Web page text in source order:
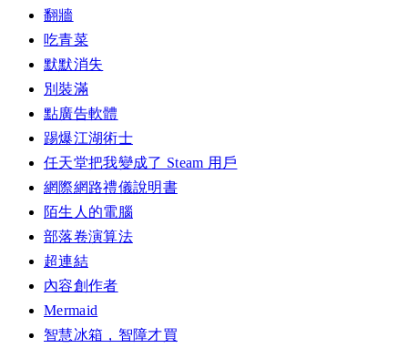
翻牆
吃青菜
默默消失
別裝滿
點廣告軟體
踢爆江湖術士
任天堂把我變成了 Steam 用戶
網際網路禮儀說明書
陌生人的電腦
部落卷演算法
超連結
內容創作者
Mermaid
智慧冰箱，智障才買